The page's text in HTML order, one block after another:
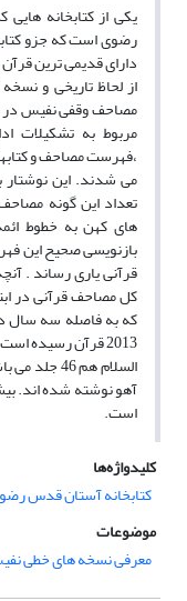
یکی از کتابخانه
رضوی است که جزو
دارای قدیمی ترین
از لحاظ تاریخی و
مصاحف وقفی نفیس در
مربوط به تشکیلات
،فهرست مصاحف و
می شدند. این نوشتار
تعداد این گونه
های کهن به خطوط
بازنویسی صحیح این
قرآنی یاری رساند .
2013 قرآن رسیده
السلام
آهو نوشته شده اند.
است.
کلیدواژه‌ها
کتابخانه آستان قدس
موضوعات
معرفی نسخه های خطی